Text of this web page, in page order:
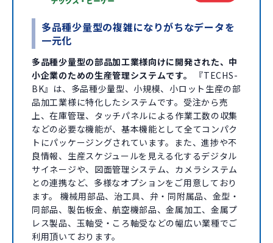
多品種少量型の複雑になりがちなデータを
一元化
多品種少量型の部品加工業様向けに開発された、中
小企業のための生産管理システムです。
『TECHS-
BK』は、多品種少量型、小規模、小ロット生産の部
品加工業様に特化したシステムです。受注から売
上、在庫管理、タッチパネルによる作業工数の収集
などの必要な機能が、基本機能として全てコンパク
トにパッケージングされています。また、進捗や不
良情報、生産スケジュールを見える化するデジタル
サイネージや、図面管理システム、カメラシステム
との連携など、多様なオプションをご用意しており
ます。 機械用部品、治工具、弁・同附属品、金型・
同部品、製缶板金、航空機部品、金属加工、金属プ
レス製品、玉軸受・ころ軸受などの幅広い業種でご
利用頂いております。